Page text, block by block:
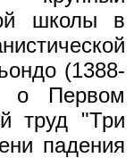
школы в
(1388-
о Первом
труд "Три
падения